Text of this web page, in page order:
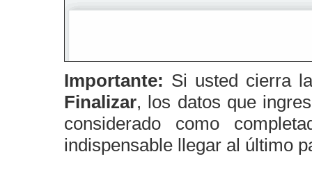
Importante: Si usted cierra
Finalizar, los datos que
considerado como
indispensable llegar al último